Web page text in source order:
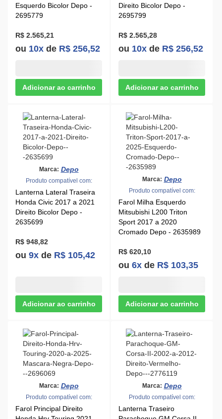
Esquerdo Bicolor Depo -
2695779
R$ 2.565,21
ou 10x de R$ 256,52
Direito Bicolor Depo -
2695799
R$ 2.565,28
ou 10x de R$ 256,52
Marca: Depo
Produto compatível com:
Lanterna Lateral Traseira
Honda Civic 2017 a 2021
Direito Bicolor Depo -
2635699
R$ 948,82
ou 9x de R$ 105,42
Marca: Depo
Produto compatível com:
Farol Milha Esquerdo
Mitsubishi L200 Triton
Sport 2017 a 2020
Cromado Depo - 2635989
R$ 620,10
ou 6x de R$ 103,35
Marca: Depo
Produto compatível com:
Farol Principal Direito
Marca: Depo
Produto compatível com:
Lanterna Traseiro